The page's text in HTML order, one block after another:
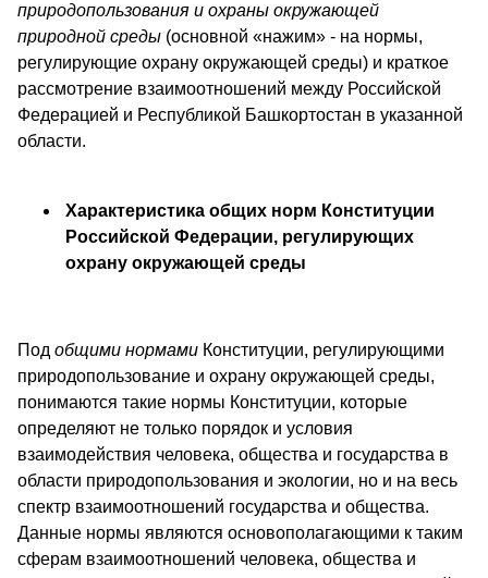
природопользования и охраны окружающей
природной среды (основной «нажим» - на нормы,
регулирующие охрану окружающей среды) и краткое
рассмотрение взаимоотношений между Российской
Федерацией и Республикой Башкортостан в указанной
области.
Характеристика общих норм Конституции
Российской Федерации, регулирующих
охрану окружающей среды
Под общими нормами Конституции, регулирующими
природопользование и охрану окружающей среды,
понимаются такие нормы Конституции, которые
определяют не только порядок и условия
взаимодействия человека, общества и государства в
области природопользования и экологии, но и на весь
спектр взаимоотношений государства и общества.
Данные нормы являются основополагающими к таким
сферам взаимоотношений человека, общества и